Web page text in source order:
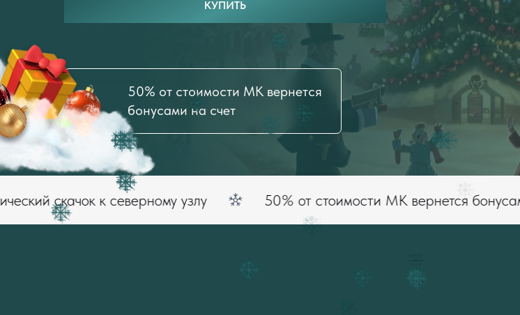
50% от стоимости МК вернется
бонусами на счет
КУПИТЬ
к северному узлу 50% от стоимости МК вернется бонусами на счет